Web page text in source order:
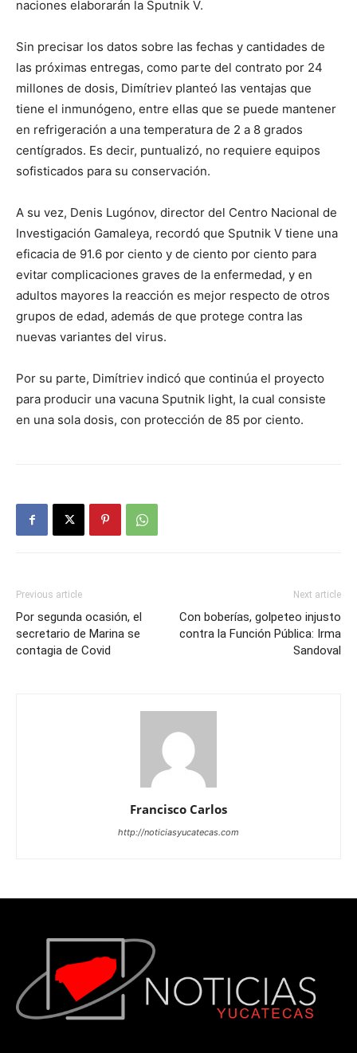
naciones elaborarán la Sputnik V.
Sin precisar los datos sobre las fechas y cantidades de
las próximas entregas, como parte del contrato por 24
millones de dosis, Dimítriev planteó las ventajas que
tiene el inmunógeno, entre ellas que se puede mantener
en refrigeración a una temperatura de 2 a 8 grados
centígrados. Es decir, puntualizó, no requiere equipos
sofisticados para su conservación.
A su vez, Denis Lugónov, director del Centro Nacional de
Investigación Gamaleya, recordó que Sputnik V tiene una
eficacia de 91.6 por ciento y de ciento por ciento para
evitar complicaciones graves de la enfermedad, y en
adultos mayores la reacción es mejor respecto de otros
grupos de edad, además de que protege contra las
nuevas variantes del virus.
Por su parte, Dimítriev indicó que continúa el proyecto
para producir una vacuna Sputnik light, la cual consiste
en una sola dosis, con protección de 85 por ciento.
Previous article
Por segunda ocasión, el
secretario de Marina se
contagia de Covid
Next article
Con boberías, golpeteo injusto
contra la Función Pública: Irma
Sandoval
Francisco Carlos
http://noticiasyucatecas.com